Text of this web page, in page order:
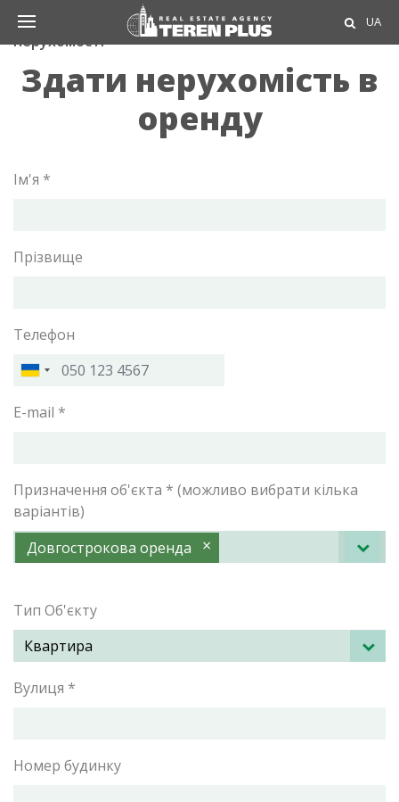
UA
Агентство нерухомості ТЕРЕН ПЛЮС
Власникам
нерухомості
Здати нерухомість в
оренду
Ім'я *
Прізвище
Телефон
E-mail *
Призначення об'єкта * (можливо вибрати кілька
варіантів)
×
Довгострокова оренда
Тип Об'єкту
Вулиця *
Номер будинку